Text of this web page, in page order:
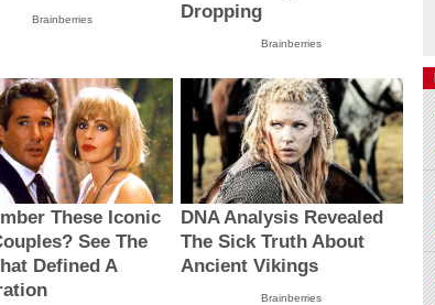
Brainberries
Dropping
Brainberries
These Iconic
See The
Defined A
DNA Analysis Revealed
The Sick Truth About
Ancient Vikings
Brainberries